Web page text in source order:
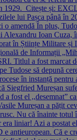
1929. Citește și:
lui Pașca până în
o amendă În plus,
Alexandru Ioan Cuza,
în Științe Militare și
de Informații
Titlul a fost marcat
Tudose să depună
în instanță
Siegfried Mureșan
a fost el ,,desemnat”
Mureșan a pățit
Nu că înainte totul
liniar! Azi a postat
e antieuropean. Că e